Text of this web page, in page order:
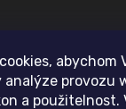
abychom
analýze provozu
a použitelnost.